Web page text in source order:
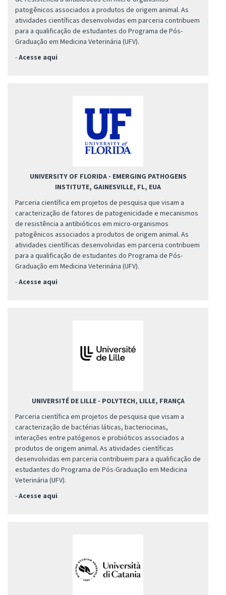
patogênicos associados a produtos de origem animal. As
atividades científicas desenvolvidas em parceria contribuem
para a qualificação de estudantes do Programa de Pós-
Graduação em Medicina Veterinária (UFV).
-Acesse aqui
UNIVERSITY OF FLORIDA - EMERGING PATHOGENS
INSTITUTE, GAINESVILLE, FL, EUA
Parceria científica em projetos de pesquisa que visam a
caracterização de fatores de patogenicidade e mecanismos
de resistência a antibióticos em micro-organismos
patogênicos associados a produtos de origem animal. As
atividades científicas desenvolvidas em parceria contribuem
para a qualificação de estudantes do Programa de Pós-
Graduação em Medicina Veterinária (UFV).
-Acesse aqui
UNIVERSITÉ DE LILLE - POLYTECH, LILLE, FRANÇA
Parceria científica em projetos de pesquisa que visam a
caracterização de bactérias láticas, bacteriocinas,
interações entre patógenos e probióticos associados a
produtos de origem animal. As atividades científicas
desenvolvidas em parceria contribuem para a qualificação de
estudantes do Programa de Pós-Graduação em Medicina
Veterinária (UFV).
-Acesse aqui